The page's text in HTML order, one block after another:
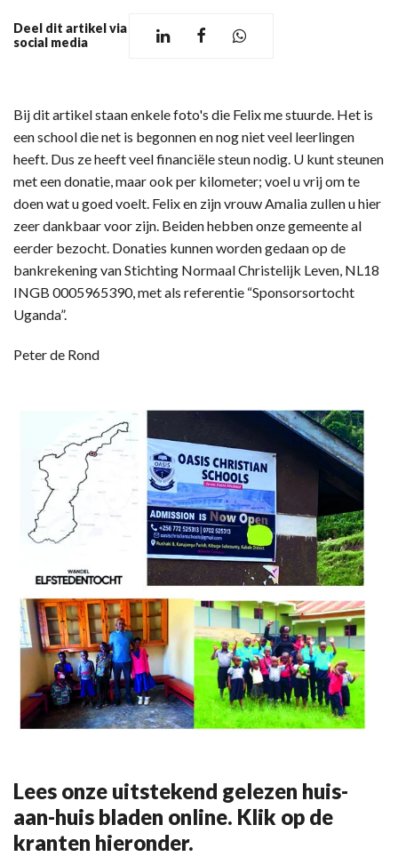
Deel dit artikel via
social media
Bij dit artikel staan enkele foto's die Felix me stuurde. Het is
een school die net is begonnen en nog niet veel leerlingen
heeft. Dus ze heeft veel financiële steun nodig. U kunt steunen
met een donatie, maar ook per kilometer; voel u vrij om te
doen wat u goed voelt. Felix en zijn vrouw Amalia zullen u hier
zeer dankbaar voor zijn. Beiden hebben onze gemeente al
eerder bezocht. Donaties kunnen worden gedaan op de
bankrekening van Stichting Normaal Christelijk Leven, NL18
INGB 0005965390, met als referentie “Sponsorsortocht
Uganda”.
Peter de Rond
Lees onze uitstekend gelezen huis-
aan-huis bladen online. Klik op de
kranten hieronder.